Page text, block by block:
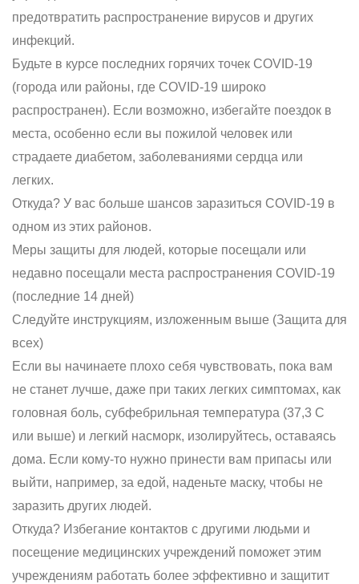
предотвратить распространение вирусов и других
инфекций.
Будьте в курсе последних горячих точек COVID-19
(города или районы, где COVID-19 широко
распространен). Если возможно, избегайте поездок в
места, особенно если вы пожилой человек или
страдаете диабетом, заболеваниями сердца или
легких.
Откуда? У вас больше шансов заразиться COVID-19 в
одном из этих районов.
Меры защиты для людей, которые посещали или
недавно посещали места распространения COVID-19
(последние 14 дней)
Следуйте инструкциям, изложенным выше (Защита для
всех)
Если вы начинаете плохо себя чувствовать, пока вам
не станет лучше, даже при таких легких симптомах, как
головная боль, субфебрильная температура (37,3 C
или выше) и легкий насморк, изолируйтесь, оставаясь
дома. Если кому-то нужно принести вам припасы или
выйти, например, за едой, наденьте маску, чтобы не
заразить других людей.
Откуда? Избегание контактов с другими людьми и
посещение медицинских учреждений поможет этим
учреждениям работать более эффективно и защитит